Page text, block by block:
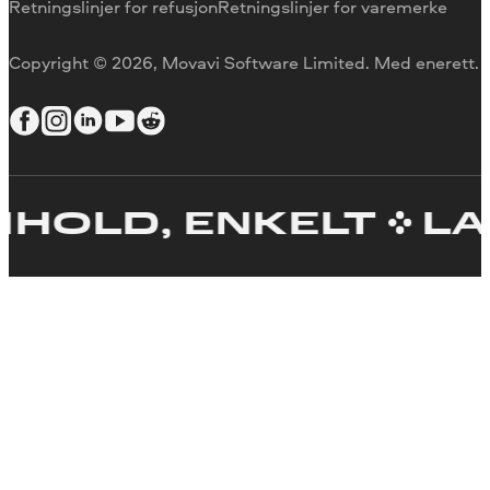
Copyright © 2026, Movavi Software Limited. Med enerett.
Retningslinjer for refusjonRetningslinjer for varemerke
ENKELT LAG